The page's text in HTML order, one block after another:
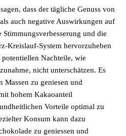
dass der tägliche Genuss von
auch negative Auswirkungen auf
und die
Kreislauf-System hervorzuheben
Nachteile, wie
nicht unterschätzen. Es
Massen zu geniesen und
hohem Kakaoanteil
Vorteile optimal zu
Konsum kann dazu
zu geniessen und